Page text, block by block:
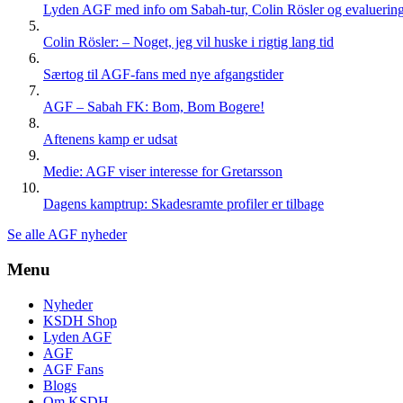
Lyden AGF med info om Sabah-tur, Colin Rösler og
Colin Rösler: – Noget, jeg vil huske i rigtig lang tid
Særtog til AGF-fans med nye afgangstider
AGF – Sabah FK: Bom, Bom Bogere!
Aftenens kamp er udsat
Medie: AGF viser interesse for Gretarsson
Dagens kamptrup: Skadesramte profiler er tilbage
Se alle AGF nyheder
Menu
Nyheder
KSDH Shop
Lyden AGF
AGF
AGF Fans
Blogs